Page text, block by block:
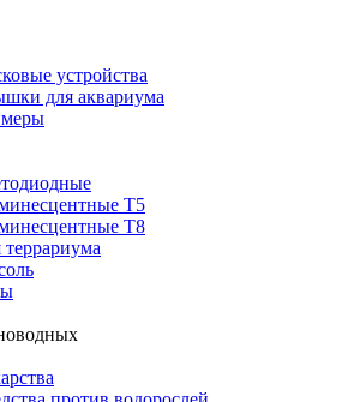
устройства
для аквариума
Т5
Т8
террариума